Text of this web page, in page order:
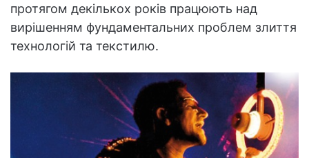
протягом декількох років працюють над
вирішенням фундаментальних проблем злиття
технологій та текстилю.